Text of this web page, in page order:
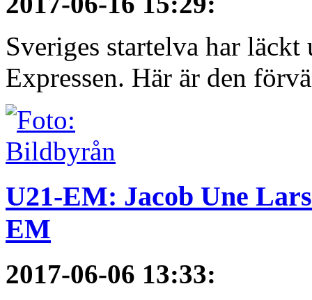
Sveriges startelva har
Expressen. Här är den
U21-EM: Jacob Une
EM
2017-06-06 13:33: